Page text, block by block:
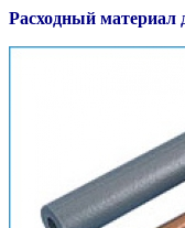
​Расходный материал